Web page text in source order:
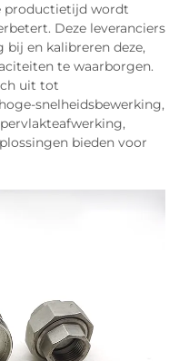
productietijd wordt
Deze leveranciers
en kalibreren deze,
te waarborgen.
uit tot
snelheidsbewerking,
bieden voor